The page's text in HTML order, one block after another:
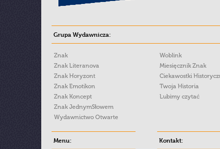
Grupa Wydawnicza:
Znak
Znak Literanova
Znak Horyzont
Znak Emotikon
Znak Koncept
Znak JednymSłowem
Wydawnictwo Otwarte
Woblink
Miesięcznik Znak
Ciekawostki
Twoja Historia
Lubimy czytać
Menu: Kontakt: